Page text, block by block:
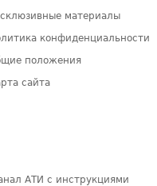
материалы
конфиденциальности
положения
сайта
АТИ с инструкциями